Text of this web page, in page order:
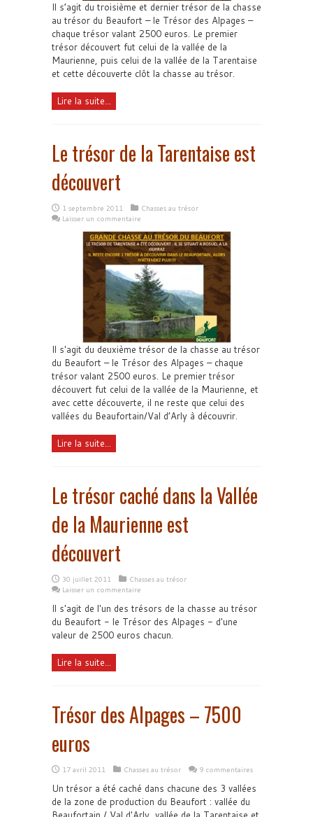
Il s’agit du troisième et dernier trésor de la chasse
au trésor du Beaufort – le Trésor des Alpages –
chaque trésor valant 2500 euros. Le premier
trésor découvert fut celui de la vallée de la
Maurienne, puis celui de la vallée de la Tarentaise
et cette découverte clôt la chasse au trésor.
Lire la suite...
Le trésor de la Tarentaise est
découvert
1 septembre 2011
Chasses au trésor
Laisser un commentaire
Il s'agit du deuxième trésor de la chasse au trésor
du Beaufort – le Trésor des Alpages – chaque
trésor valant 2500 euros. Le premier trésor
découvert fut celui de la vallée de la Maurienne, et
avec cette découverte, il ne reste que celui des
vallées du Beaufortain/Val d’Arly à découvrir.
Lire la suite...
Le trésor caché dans la Vallée
de la Maurienne est
découvert
30 juillet 2011
Chasses au trésor
Laisser un commentaire
Il s'agit de l'un des trésors de la chasse au trésor
du Beaufort - le Trésor des Alpages - d'une
valeur de 2500 euros chacun.
Lire la suite...
Trésor des Alpages – 7500
euros
17 avril 2011 Chasses au trésor 9 commentaires
Un trésor a été caché dans chacune des 3 vallées
de la zone de production du Beaufort : vallée du